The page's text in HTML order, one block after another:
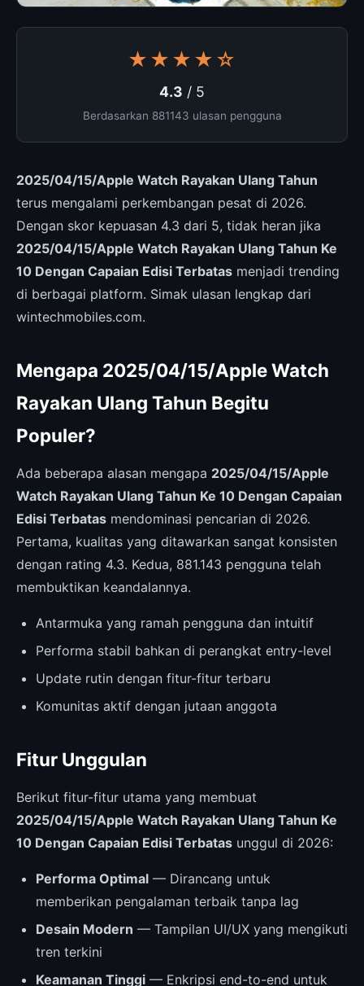
★★★★☆
4.3 / 5
Berdasarkan 881143 ulasan pengguna
2025/04/15/Apple Watch Rayakan Ulang Tahun
terus mengalami perkembangan pesat di 2026.
Dengan skor kepuasan 4.3 dari 5, tidak heran jika
2025/04/15/Apple Watch Rayakan Ulang Tahun Ke
10 Dengan Capaian Edisi Terbatas menjadi trending
di berbagai platform. Simak ulasan lengkap dari
wintechmobiles.com.
Mengapa 2025/04/15/Apple Watch
Rayakan Ulang Tahun Begitu
Populer?
Ada beberapa alasan mengapa 2025/04/15/Apple
Watch Rayakan Ulang Tahun Ke 10 Dengan Capaian
Edisi Terbatas mendominasi pencarian di 2026.
Pertama, kualitas yang ditawarkan sangat konsisten
dengan rating 4.3. Kedua, 881.143 pengguna telah
membuktikan keandalannya.
Antarmuka yang ramah pengguna dan intuitif
Performa stabil bahkan di perangkat entry-level
Update rutin dengan fitur-fitur terbaru
Komunitas aktif dengan jutaan anggota
Fitur Unggulan
Berikut fitur-fitur utama yang membuat
2025/04/15/Apple Watch Rayakan Ulang Tahun Ke
10 Dengan Capaian Edisi Terbatas unggul di 2026:
Performa Optimal — Dirancang untuk
memberikan pengalaman terbaik tanpa lag
Desain Modern — Tampilan UI/UX yang mengikuti
tren terkini
Keamanan Tinggi — Enkripsi end-to-end untuk